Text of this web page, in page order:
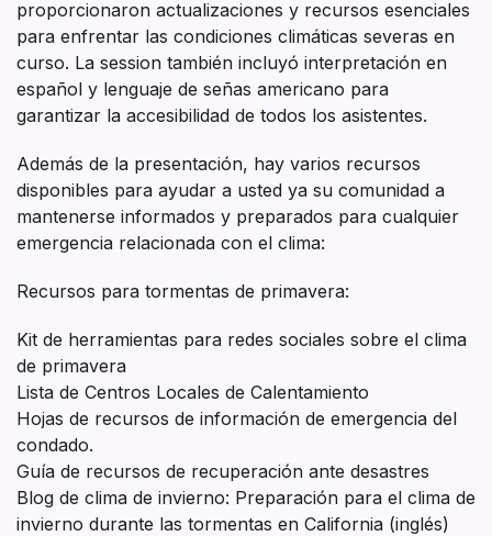
proporcionaron actualizaciones y recursos esenciales
para enfrentar las condiciones climáticas severas en
curso. La session también incluyó interpretación en
español y lenguaje de señas americano para
garantizar la accesibilidad de todos los asistentes.
Además de la presentación, hay varios recursos
disponibles para ayudar a usted ya su comunidad a
mantenerse informados y preparados para cualquier
emergencia relacionada con el clima:
Recursos para tormentas de primavera:
Kit de herramientas para redes sociales sobre el clima
de primavera
Lista de Centros Locales de Calentamiento
Hojas de recursos de información de emergencia del
condado.
Guía de recursos de recuperación ante desastres
Blog de clima de invierno: Preparación para el clima de
invierno durante las tormentas en California (inglés)